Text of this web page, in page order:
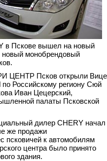
в Пскове вышел на новый
новый монобрендовый
ЦЕНТР Псков открыли Вице
по Российскому региону Сюй
Иван Цецерский,
палаты Псковской
дилер CHERY начал
же продажи
псковичей к автомобилям
центра было принято
здания.